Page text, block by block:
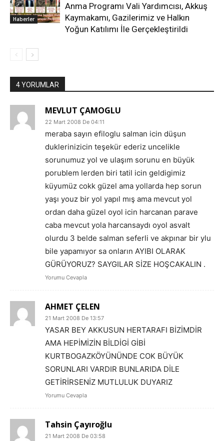
Haberler
Anma Programı Vali Yardımcısı, Akkuş
Kaymakamı, Gazilerimiz ve Halkın
Yoğun Katılımı İle Gerçekleştirildi
4 YORUMLAR
MEVLUT ÇAMOGLU
22 Mart 2008 De 04:11
meraba sayın efiloglu salman icin düşun
duklerinizicin teşekür ederiz uncelikle
sorunumuz yol ve ulaşım sorunu en büyük
porublem lerden biri tatil icin geldigimiz
küyumüz cokk güzel ama yollarda hep sorun
yaşı youz bir yol yapıl mış ama mevcut yol
ordan daha güzel oyol icin harcanan parave
caba mevcut yola harcansaydı oyol asvalt
olurdu 3 belde salman seferli ve akpınar bir ylu
bile yapamıyor sa onların AYIBI OLARAK
GÜRÜYORUZ? SAYGILAR SİZE HOŞCAKALIN .
Yorumu Cevapla
AHMET ÇELEN
21 Mart 2008 De 13:57
YASAR BEY AKKUSUN HERTARAFI BİZİMDİR
AMA HEPİMİZİN BİLDİGİ GİBİ
KURTBOGAZKÖYÜNÜNDE COK BÜYÜK
SORUNLARI VARDIR BUNLARIDA DİLE
GETİRİRSENİZ MUTLULUK DUYARIZ
Yorumu Cevapla
Tahsin Çayıroğlu
21 Mart 2008 De 03:58